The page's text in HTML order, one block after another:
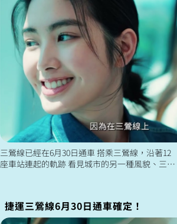
三鶯線已經在6月30日通車 搭乘三鶯線，沿著12
座車站連起的軌跡 看見城市的另一種風貌、三鶯
捷運三鶯線6月30日通車確定！